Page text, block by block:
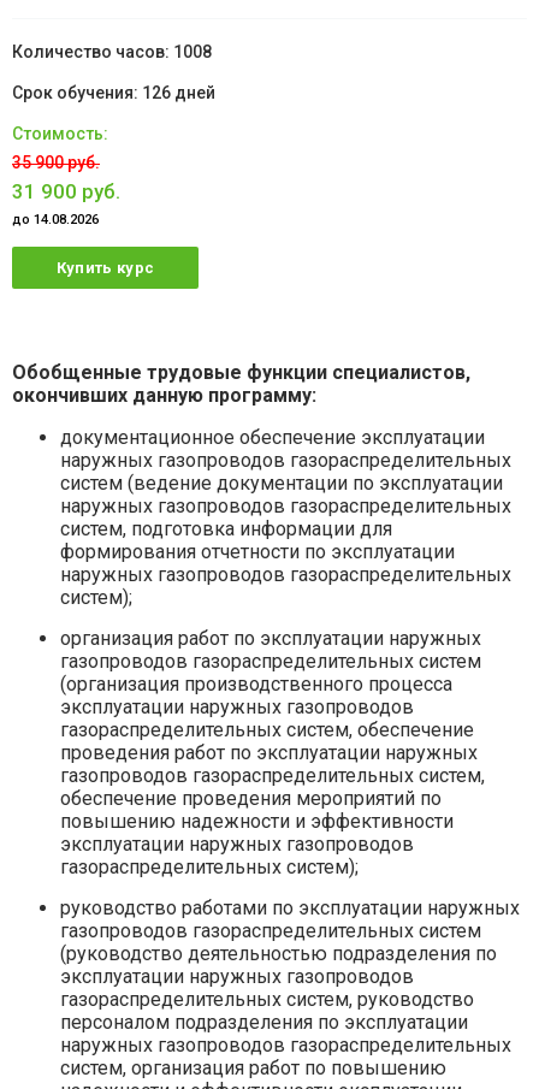
1008
126 дней
35 900 руб.
31 900 руб.
до 14.08.2026
Купить курс
Обобщенные трудовые функции специалистов,
окончивших данную программу:
документационное обеспечение эксплуатации
наружных газопроводов газораспределительных
систем (ведение документации по эксплуатации
наружных газопроводов газораспределительных
систем, подготовка информации для
формирования отчетности по эксплуатации
наружных газопроводов газораспределительных
систем);
организация работ по эксплуатации наружных
газопроводов газораспределительных систем
(организация производственного процесса
эксплуатации наружных газопроводов
газораспределительных систем, обеспечение
проведения работ по эксплуатации наружных
газопроводов газораспределительных систем,
обеспечение проведения мероприятий по
повышению надежности и эффективности
эксплуатации наружных газопроводов
газораспределительных систем);
руководство работами по эксплуатации наружных
газопроводов газораспределительных систем
(руководство деятельностью подразделения по
эксплуатации наружных газопроводов
газораспределительных систем, руководство
персоналом подразделения по эксплуатации
наружных газопроводов газораспределительных
систем, организация работ по повышению